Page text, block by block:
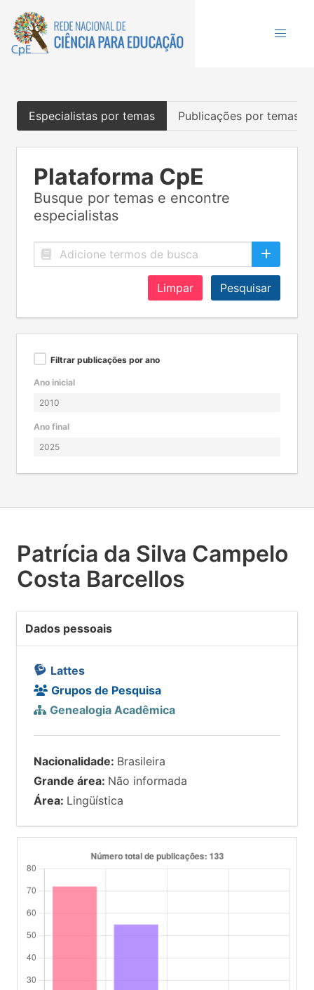
Especialistas por temas Publicações por temas
Plataforma CpE
Busque por temas e encontre
especialistas
Limpar Pesquisar
Filtrar publicações por ano
Ano inicial
Ano final
Patrícia da Silva Campelo
Costa Barcellos
Dados pessoais
Lattes
Grupos de Pesquisa
Genealogia Acadêmica
Nacionalidade: Brasileira
Grande área: Não informada
Área: Lingüística